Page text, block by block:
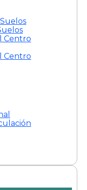
Centro
Centro